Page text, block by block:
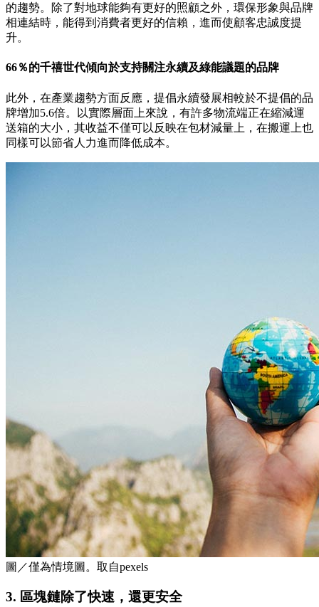
的趨勢。除了對地球能夠有更好的照顧之外，環保形象與品牌
相連結時，能得到消費者更好的信賴，進而使顧客忠誠度提
升。
66％的千禧世代傾向於支持關注永續及綠能議題的品牌
此外，在產業趨勢方面反應，提倡永續發展相較於不提倡的品
牌增加5.6倍。以實際層面上來說，有許多物流端正在縮減運
送箱的大小，其收益不僅可以反映在包材減量上，在搬運上也
同樣可以節省人力進而降低成本。
圖／僅為情境圖。取自pexels
3. 區塊鏈除了快速，還更安全